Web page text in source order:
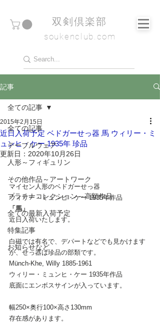
​双剣倶楽部
soukenclub.com
記事
全ての記事
テーブルウェア
人形～フィギュリン
その他作品～アートワーク
プラチナコレクション～高額作品
全ての最新入荷予定
特集記事
お知らせなど
全ての記事
近日入荷予定 ベドガーせっ器 馬 ウィリー・ミ
ュンヒ・ケー 1935年 珍品
2015年2月15日
更新日： 2020年10月26日
マイセン人形のベドガーせっ器
ウィリー・ミュンヒ・ケー 1935年作品
「馬」
近日入荷いたします。
白磁では有名で、デパートなどでも見かけます
が、せっ器は珍品の部類です。
Münch-Khe, Willy 1885-1961
ウィリー・ミュンヒ・ケー 1935年作品
底面にエンボスサインが入っています。
幅250×奥行100×高さ130mm
存在感があります。